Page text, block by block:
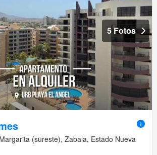
5 Fotos
(sureste), Zabala, Estado Nueva